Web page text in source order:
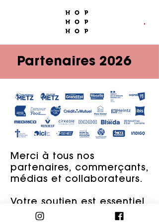
Partenaires 2026
Merci à tous nos
partenaires, commerçants,
médias et collaborateurs.
Votre soutien est essentiel,
et cette nouvelle édition